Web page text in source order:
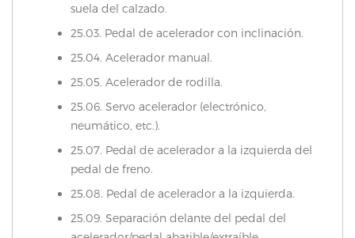
suela del calzado.
25.03. Pedal de acelerador con inclinación.
25.04. Acelerador manual.
25.05. Acelerador de rodilla.
25.06. Servo acelerador (electrónico,
neumático, etc.).
25.07. Pedal de acelerador a la izquierda del
pedal de freno.
25.08. Pedal de acelerador a la izquierda.
25.09. Separación delante del pedal del